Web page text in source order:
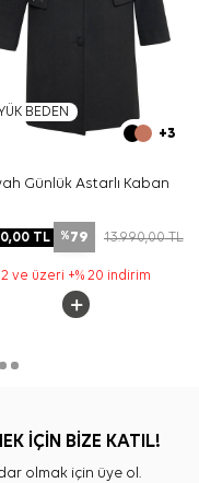
BEDEN
+3
Günlük Astarlı Kaban
TL %79 13.990,00TL
2 ve üzeri +% 20 indirim
İÇİN BİZE KATIL!
olmak için üye ol.